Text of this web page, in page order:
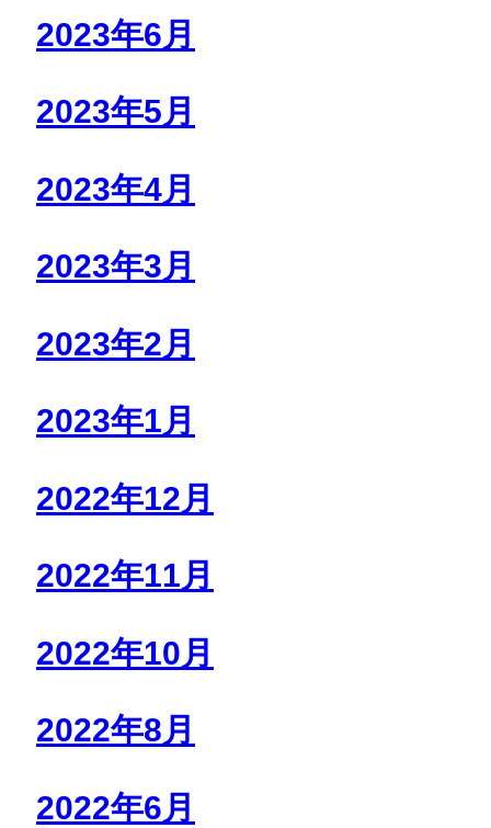
2023年6月
2023年5月
2023年4月
2023年3月
2023年2月
2023年1月
2022年12月
2022年11月
2022年10月
2022年8月
2022年6月